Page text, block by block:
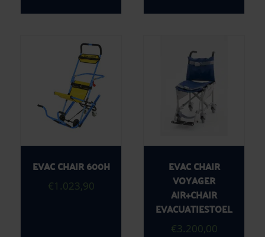
EVAC CHAIR 600H
€1.023,90
EVAC CHAIR
VOYAGER
AIR+CHAIR
EVACUATIESTOEL
€3.200,00